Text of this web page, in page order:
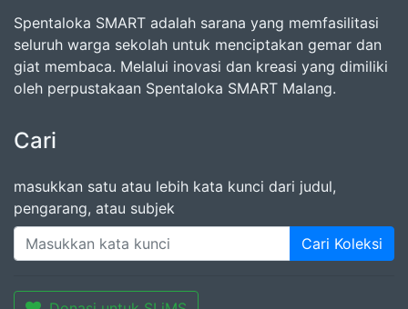
Spentaloka SMART adalah sarana yang memfasilitasi
seluruh warga sekolah untuk menciptakan gemar dan
giat membaca. Melalui inovasi dan kreasi yang dimiliki
oleh perpustakaan Spentaloka SMART Malang.
Cari
masukkan satu atau lebih kata kunci dari judul,
pengarang, atau subjek
Cari Koleksi